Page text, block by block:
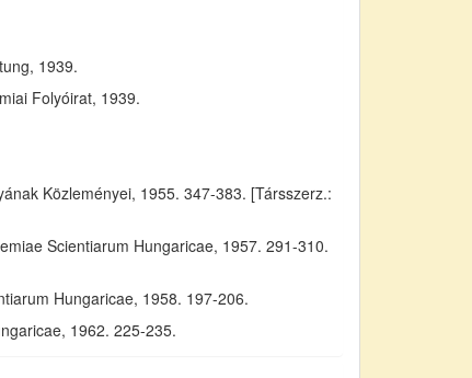
1939.
Folyóirat, 1939.
Közleményei, 1955. 347-383. [Társszerz.:
Scientiarum Hungaricae, 1957. 291-310.
Hungaricae, 1958. 197-206.
1962. 225-235.